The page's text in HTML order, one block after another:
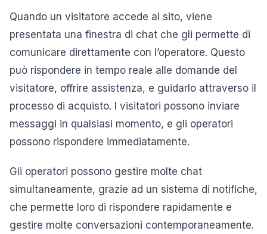
Quando un visitatore accede al sito, viene
presentata una finestra di chat che gli permette di
comunicare direttamente con l’operatore. Questo
può rispondere in tempo reale alle domande del
visitatore, offrire assistenza, e guidarlo attraverso il
processo di acquisto. I visitatori possono inviare
messaggi in qualsiasi momento, e gli operatori
possono rispondere immediatamente.
Gli operatori possono gestire molte chat
simultaneamente, grazie ad un sistema di notifiche,
che permette loro di rispondere rapidamente e
gestire molte conversazioni contemporaneamente.